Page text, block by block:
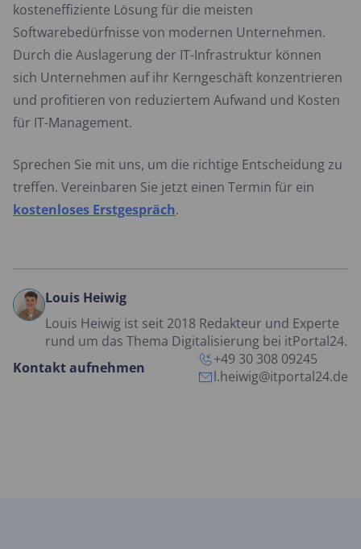
kosteneffiziente Lösung für die meisten
Softwarebedürfnisse von modernen Unternehmen.
Durch die Auslagerung der IT-Infrastruktur können
sich Unternehmen auf ihr Kerngeschäft konzentrieren
und profitieren von reduziertem Aufwand und Kosten
für IT-Management.
Sprechen Sie mit uns, um die richtige Entscheidung zu
treffen. Vereinbaren Sie jetzt einen Termin für ein
kostenloses Erstgespräch.
Louis Heiwig
Louis Heiwig ist seit 2018 Redakteur und Experte
rund um das Thema Digitalisierung bei itPortal24.
Kontakt aufnehmen
+49 30 308 09245
l.heiwig@itportal24.de